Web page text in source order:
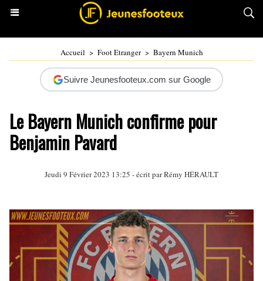
Accueil > Foot Etranger > Bayern Munich
Suivre Jeunesfooteux.com sur Google
Le Bayern Munich confirme pour
Benjamin Pavard
Jeudi 9 Février 2023 13:25 - écrit parRémy HÉRAULT